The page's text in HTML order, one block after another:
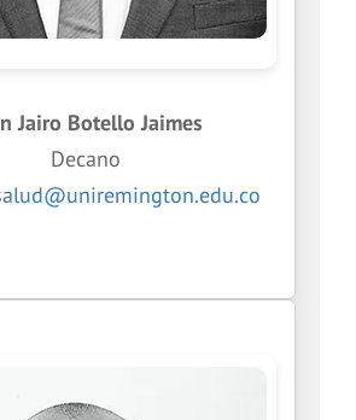
Jairo Botello Jaimes
Decano